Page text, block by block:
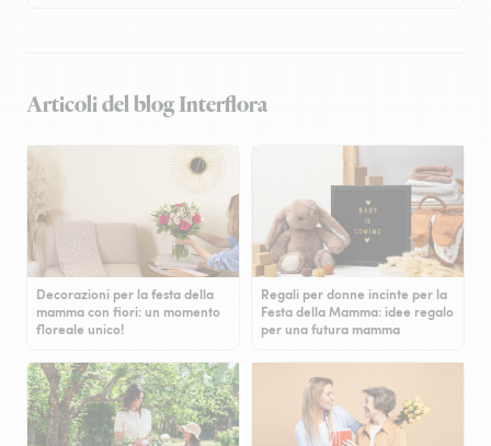
Articoli del blog Interflora
Decorazioni per la festa della
mamma con fiori: un momento
floreale unico!
Regali per donne incinte per la
Festa della Mamma: idee regalo
per una futura mamma